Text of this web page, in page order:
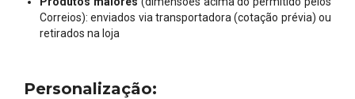
Correios): enviados via transportadora (cotação prévia) ou
retirados na loja
Personalização: